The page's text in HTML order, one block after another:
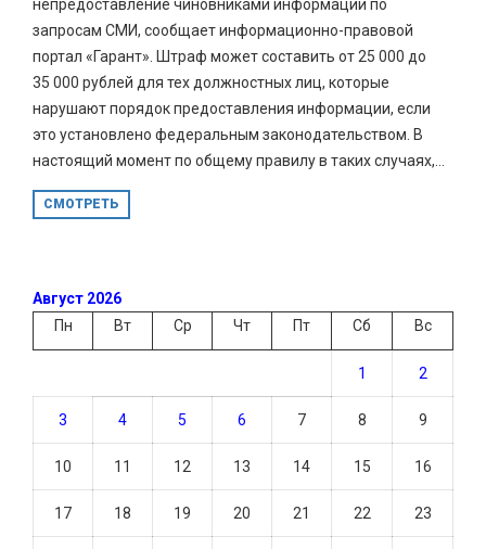
непредоставление чиновниками информации по
запросам СМИ, сообщает информационно-правовой
портал «Гарант». Штраф может составить от 25 000 до
35 000 рублей для тех должностных лиц, которые
нарушают порядок предоставления информации, если
это установлено федеральным законодательством. В
настоящий момент по общему правилу в таких случаях,...
СМОТРЕТЬ
Август 2026
Пн
Вт Ср Чт Пт Сб Вс
1 2
3 4 5 6 7 8 9
10 11 12 13 14 15 16
17 18 19 20 21 22 23